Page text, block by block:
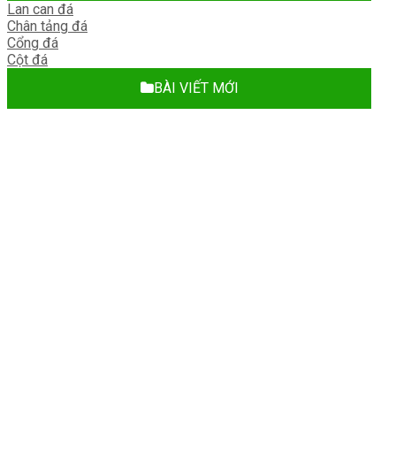
Lan can đá
Chân tảng đá
Cổng đá
Cột đá
BÀI VIẾT MỚI